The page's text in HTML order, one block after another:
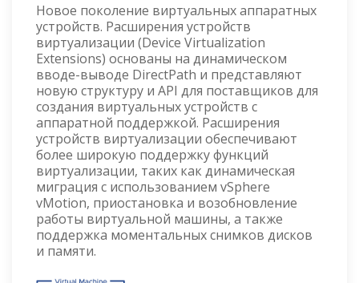
Новое поколение виртуальных аппаратных
устройств. Расширения устройств
виртуализации (Device Virtualization
Extensions) основаны на динамическом
вводе-выводе DirectPath и представляют
новую структуру и API для поставщиков для
создания виртуальных устройств с
аппаратной поддержкой. Расширения
устройств виртуализации обеспечивают
более широкую поддержку функций
виртуализации, таких как динамическая
миграция с использованием vSphere
vMotion, приостановка и возобновление
работы виртуальной машины, а также
поддержка моментальных снимков дисков
и памяти.